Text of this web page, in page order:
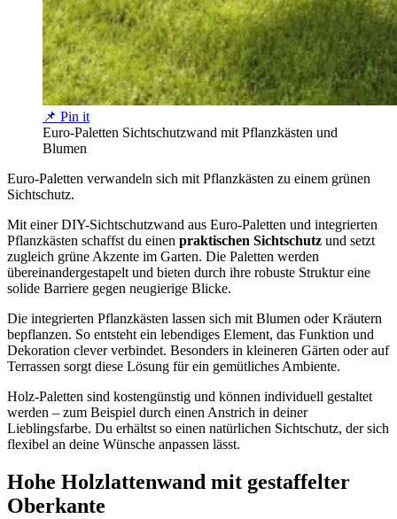
📌 Pin it
Euro-Paletten Sichtschutzwand mit Pflanzkästen und
Blumen
Euro-Paletten verwandeln sich mit Pflanzkästen zu einem grünen
Sichtschutz.
Mit einer DIY-Sichtschutzwand aus Euro-Paletten und integrierten
Pflanzkästen schaffst du einen praktischen Sichtschutz und setzt
zugleich grüne Akzente im Garten. Die Paletten werden
übereinandergestapelt und bieten durch ihre robuste Struktur eine
solide Barriere gegen neugierige Blicke.
Die integrierten Pflanzkästen lassen sich mit Blumen oder Kräutern
bepflanzen. So entsteht ein lebendiges Element, das Funktion und
Dekoration clever verbindet. Besonders in kleineren Gärten oder auf
Terrassen sorgt diese Lösung für ein gemütliches Ambiente.
Holz-Paletten sind kostengünstig und können individuell gestaltet
werden – zum Beispiel durch einen Anstrich in deiner
Lieblingsfarbe. Du erhältst so einen natürlichen Sichtschutz, der sich
flexibel an deine Wünsche anpassen lässt.
Hohe Holzlattenwand mit gestaffelter
Oberkante